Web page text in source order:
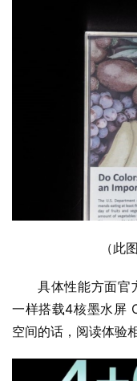
（此
具体性能方面官
一样搭载4核墨水屏
空间的话，阅读体验